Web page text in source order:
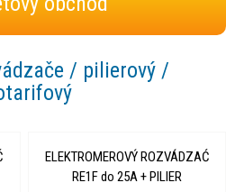
/ pilierový /
ELEKTROMEROVÝ ROZVÁDZAĆ
RE1F do 25A + PILIER